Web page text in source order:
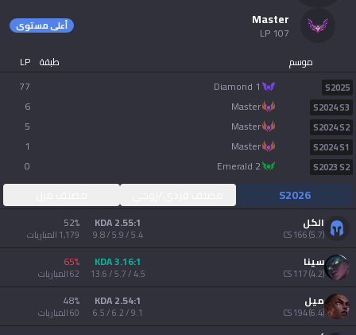
master
107 أعلى مستوى
موسم طبقة LP
S2025
diamond 1
77
S2024 S3
master
6
S2024 S2
master
5
S2024 S1
master
1
S2023 S2
emerald 2
0
S2026
الكل
CS166(5.7)
2.55:1 KDA
5.4 / 5.9 / 9.8
52%
1,179 المباريات
سينا
CS117(4.2)
3.16:1 KDA
4.5 / 5.7 / 13.6
65%
62المباريات
ميل
CS194(6.4)
2.54:1 KDA
9.1 / 6.2 / 6.5
48%
60المباريات